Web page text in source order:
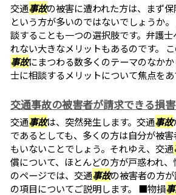
交通事故の被害に遭われた方は、まず
という方が多いのではないでしょうか
談することも一つの選択肢です。弁護
れない大きなメリットもあるのです。
事故にまつわる数多くのテーマのなか
士に相談するメリットについて焦点をあ
交通事故の被害者が請求できる損
交通事故は、突然発生します。交通事故
であるとしても、多くの方は自分が被
もいないことでしょう。それゆえ、交通
償について、ほとんどの方が戸惑われ、
のページでは、交通事故の被害者の方
の項目についてご説明します。 ■物損